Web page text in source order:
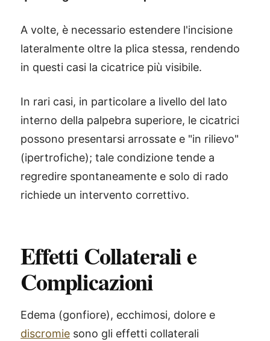
A volte, è necessario estendere l'incisione
lateralmente oltre la plica stessa, rendendo
in questi casi la cicatrice più visibile.
In rari casi, in particolare a livello del lato
interno della palpebra superiore, le cicatrici
possono presentarsi arrossate e "in rilievo"
(ipertrofiche); tale condizione tende a
regredire spontaneamente e solo di rado
richiede un intervento correttivo.
Effetti Collaterali e
Complicazioni
Edema (gonfiore), ecchimosi, dolore e
discromie sono gli effetti collaterali